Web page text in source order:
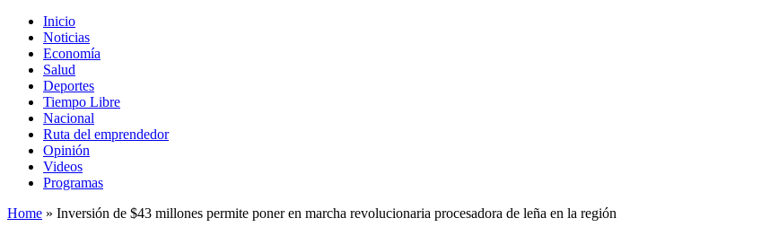
Inicio
Noticias
Economía
Salud
Deportes
Tiempo Libre
Nacional
Ruta del emprendedor
Opinión
Videos
Programas
Home » Inversión de $43 millones permite poner en marcha revolucionaria procesadora de leña en la región